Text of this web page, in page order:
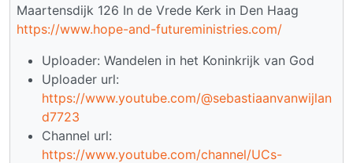
Maartensdijk 126 In de Vrede Kerk in Den Haag
https://www.hope-and-futureministries.com/
Uploader: Wandelen in het Koninkrijk van God
Uploader url:
https://www.youtube.com/@sebastiaanvanwijlan
d7723
Channel url:
https://www.youtube.com/channel/UCs-